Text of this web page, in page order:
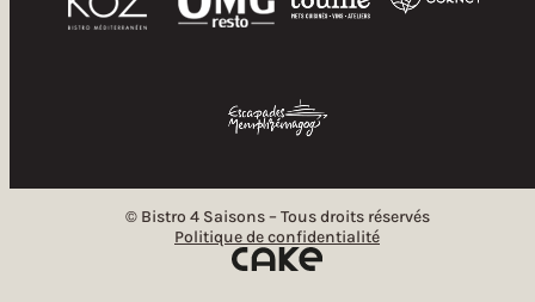
© Bistro 4 Saisons – Tous droits réservés
Politique de confidentialité